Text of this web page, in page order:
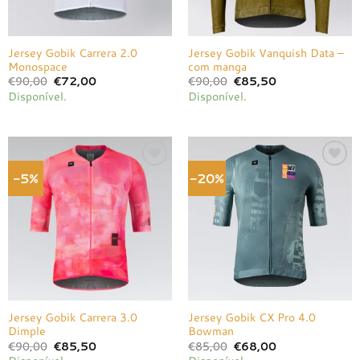
Jersey Gobik Carrera 2.0
Monospace
€90,00 O
preço
original
€72,00O
Disponível.
Jersey Gobik Vanquish Data –
com manga
€90,00 O
preço
original
€85,50O
Disponível.
-5%
Adicionar
à lista de
desejos
Jersey Gobik Carrera 3.0
Dimple
€90,00 O
preço
€85,50O
-20%
Adicionar
à lista de
desejos
Jersey Gobik CX Pro 4.0
Bowman
€85,00 O
preço
€68,00O